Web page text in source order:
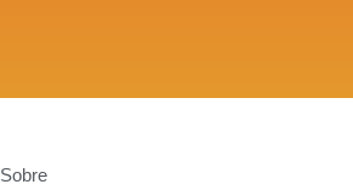
Sobre